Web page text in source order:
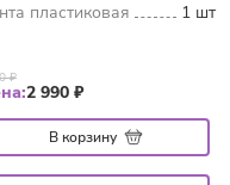
пластиковая
1 шт
₽
2 990 ₽
В корзину